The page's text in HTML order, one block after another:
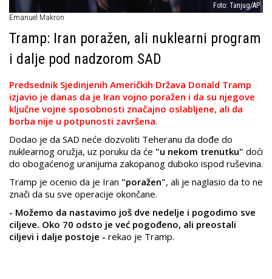
Foto: Tanjug/AP
Emanuel Makron
Tramp: Iran poražen, ali nuklearni program
i dalje pod nadzorom SAD
Predsednik Sjedinjenih Američkih Država Donald Tramp
izjavio je danas da je Iran vojno poražen i da su njegove
ključne vojne sposobnosti značajno oslabljene, ali da
borba nije u potpunosti završena.
Dodao je da SAD neće dozvoliti Teheranu da dođe do
nuklearnog oružja, uz poruku da će "u nekom trenutku" doći
do obogaćenog uranijuma zakopanog duboko ispod ruševina.
Tramp je ocenio da je Iran "poražen", ali je naglasio da to ne
znači da su sve operacije okončane.
- Možemo da nastavimo još dve nedelje i pogodimo sve
ciljeve. Oko 70 odsto je već pogođeno, ali preostali
ciljevi i dalje postoje - rekao je Tramp.